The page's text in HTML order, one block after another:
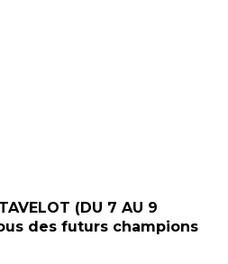
(DU 7 AU 9
des futurs champions